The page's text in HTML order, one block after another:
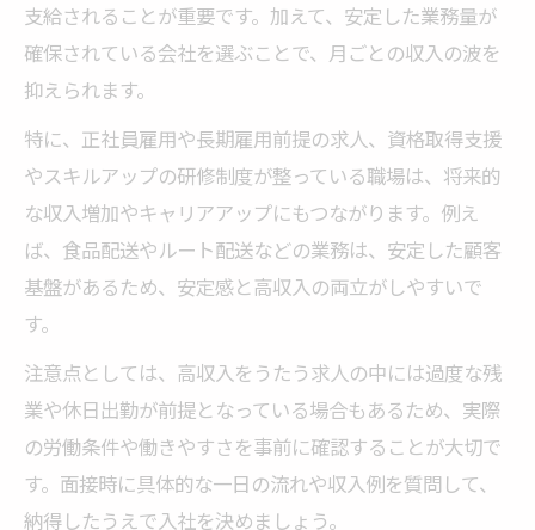
支給されることが重要です。加えて、安定した業務量が
確保されている会社を選ぶことで、月ごとの収入の波を
抑えられます。
特に、正社員雇用や長期雇用前提の求人、資格取得支援
やスキルアップの研修制度が整っている職場は、将来的
な収入増加やキャリアアップにもつながります。例え
ば、食品配送やルート配送などの業務は、安定した顧客
基盤があるため、安定感と高収入の両立がしやすいで
す。
注意点としては、高収入をうたう求人の中には過度な残
業や休日出勤が前提となっている場合もあるため、実際
の労働条件や働きやすさを事前に確認することが大切で
す。面接時に具体的な一日の流れや収入例を質問して、
納得したうえで入社を決めましょう。